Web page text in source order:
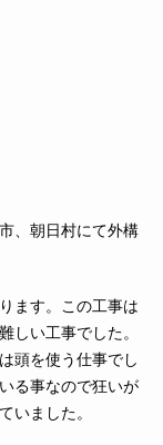
、朝日村にて外構
ます。この工事は
しい工事でした。
頭を使う仕事でし
る事なので狂いが
いました。